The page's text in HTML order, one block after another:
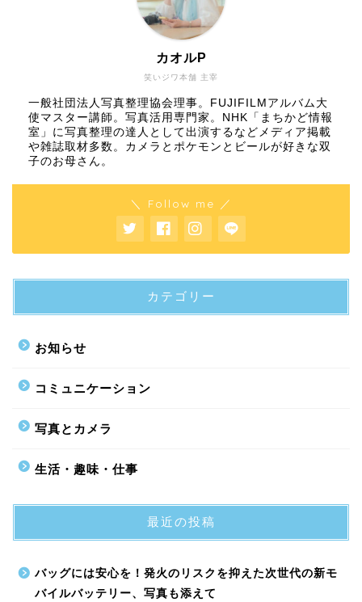
笑いジワ本舗 主宰
カオルP
一般社団法人写真整理協会理事。FUJIFILMアルバム大
使マスター講師。写真活用専門家。NHK「まちかど情報
室」に写真整理の達人として出演するなどメディア掲載
や雑誌取材多数。カメラとポケモンとビールが好きな双
子のお母さん。
＼ Follow me ／
カテゴリー
お知らせ
コミュニケーション
写真とカメラ
生活・趣味・仕事
最近の投稿
バッグには安心を！発火のリスクを抑えた次世代の新モ
バイルバッテリー、写真も添えて